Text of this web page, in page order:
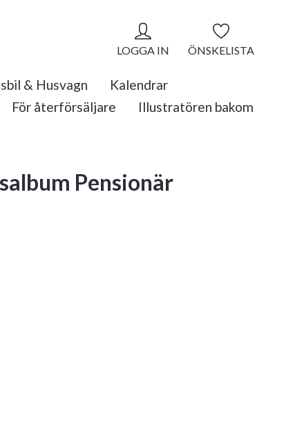
LOGGA IN ÖNSKELISTA
& Husvagn
Kalendrar
För återförsäljare Illustratören bakom
Pensionär